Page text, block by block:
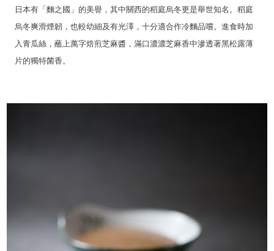
日本有「麵之國」的美譽，其中關西的稻庭烏冬更是舉世知名。稻庭
烏冬爽滑煙韌，也較幼細及有光澤，十分適合作冷麵品嚐。進食時加
入青瓜絲，蘸上萬字焙煎芝麻醬，滿口濃濃芝麻香中滲透著黑松露薄
片的獨特菌香。